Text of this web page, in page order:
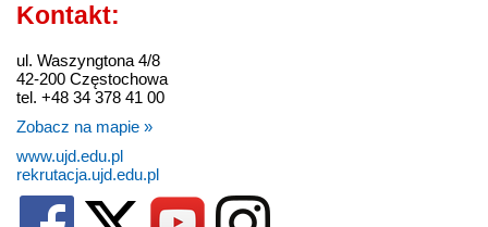
Kontakt:
ul. Waszyngtona 4/8
42-200 Częstochowa
tel. +48 34 378 41 00
Zobacz na mapie »
www.ujd.edu.pl
rekrutacja.ujd.edu.pl